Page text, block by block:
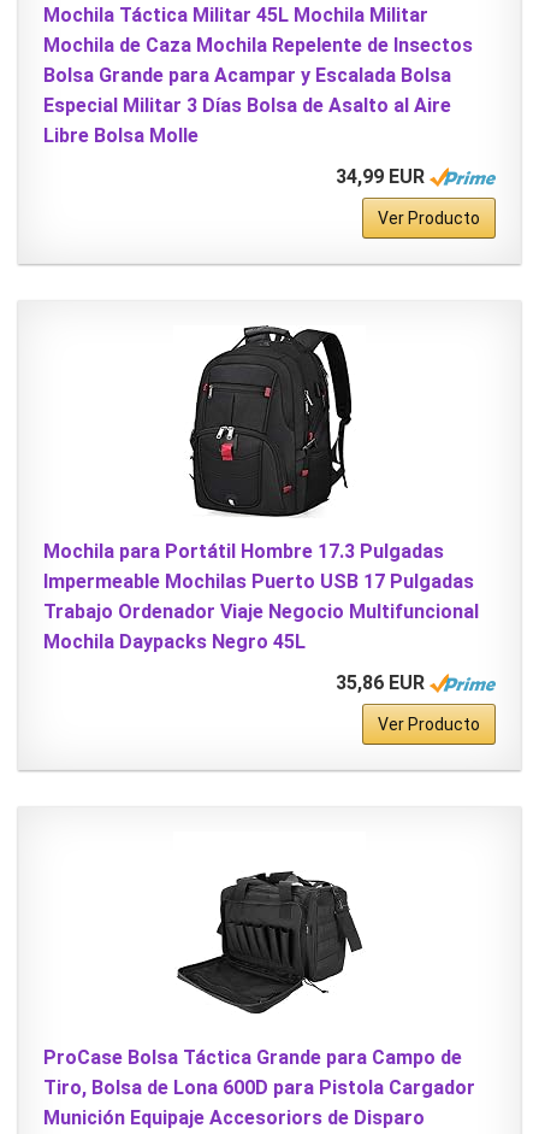
Mochila Táctica Militar 45L Mochila Militar
Mochila de Caza Mochila Repelente de Insectos
Bolsa Grande para Acampar y Escalada Bolsa
Especial Militar 3 Días Bolsa de Asalto al Aire
Libre Bolsa Molle
34,99 EUR
Ver Producto
Mochila para Portátil Hombre 17.3 Pulgadas
Impermeable Mochilas Puerto USB 17 Pulgadas
Trabajo Ordenador Viaje Negocio Multifuncional
Mochila Daypacks Negro 45L
35,86 EUR
Ver Producto
ProCase Bolsa Táctica Grande para Campo de
Tiro, Bolsa de Lona 600D para Pistola Cargador
Munición Equipaje Accesoriors de Disparo